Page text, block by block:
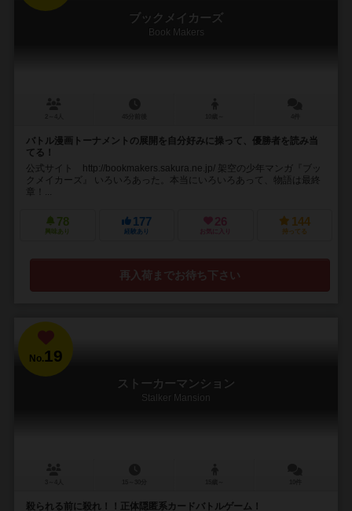
ブックメイカーズ
Book Makers
バトル漫画トーナメントの展開を自分好みに操って、優勝者を読み当
てる！
公式サイト http://bookmakers.sakura.ne.jp/ 架空の少年マンガ『ブッ
クメイカーズ』 いろいろあった。本当にいろいろあって、物語は最終
章！...
78
興味あり
177
経験あり
26
お気に入り
144
持ってる
再入荷までお待ち下さい
No.19
ストーカーマンション
Stalker Mansion
殺られる前に殺れ！！正体隠匿系カードバトルゲーム！